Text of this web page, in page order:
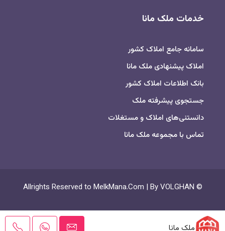
ملک مانا
خدمات ملک مانا
سامانه جامع املاک کشور
املاک پیشنهادی ملک مانا
بانک اطلاعات املاک کشور
جستجوی پیشرفته ملک
دانستنی‌های املاک و مستغلات
تماس با مجموعه ملک مانا
© Allrights Reserved to MelkMana.Com | By VOLGHAN